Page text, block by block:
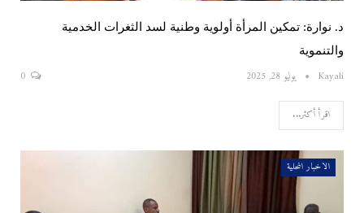
د. نوارة: تمكين المرأة أولوية وطنية لسد الثغرات الخدمية
والتنموية
Kayali يوليو 28, 2025
اقرأ أكثر...
الاخبار المحلية